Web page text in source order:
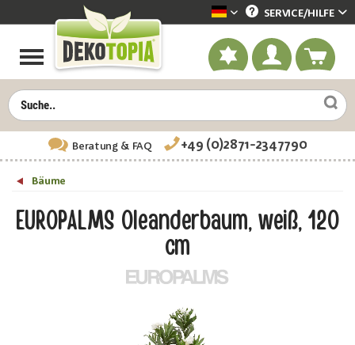
Dekotopia deutsch
SERVICE/HILFE
Beratung& FAQ +49 (0)2871-2347790
Bäume
EUROPALMS Oleanderbaum, weiß, 120
cm